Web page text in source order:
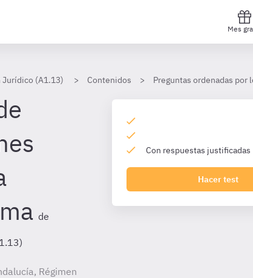
Mes
Jurídico (A1.13) Contenidos Preguntas ordenadas por
de
Régimen
Con respuestas justificadas
Hacer test